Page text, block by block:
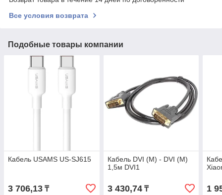
Все условия возврата
Подобные товары компании
Кабель USAMS US-SJ615
3 706,13 ₸
Кабель DVI (M) - DVI (M)
1,5м DVI1
3 430,74₸ 1